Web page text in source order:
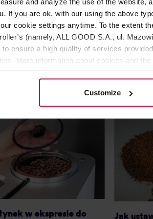
If you are ok. with our using the above
cookie settings anytime. To the extent
(namely, ALL GOOD S.A., ul.
ensure a high quality of services
More information about cookies and
Customize
269,00 zł
Najniższa cena: 139,99 zł
144,99 zł
w ekspresie do
Jak